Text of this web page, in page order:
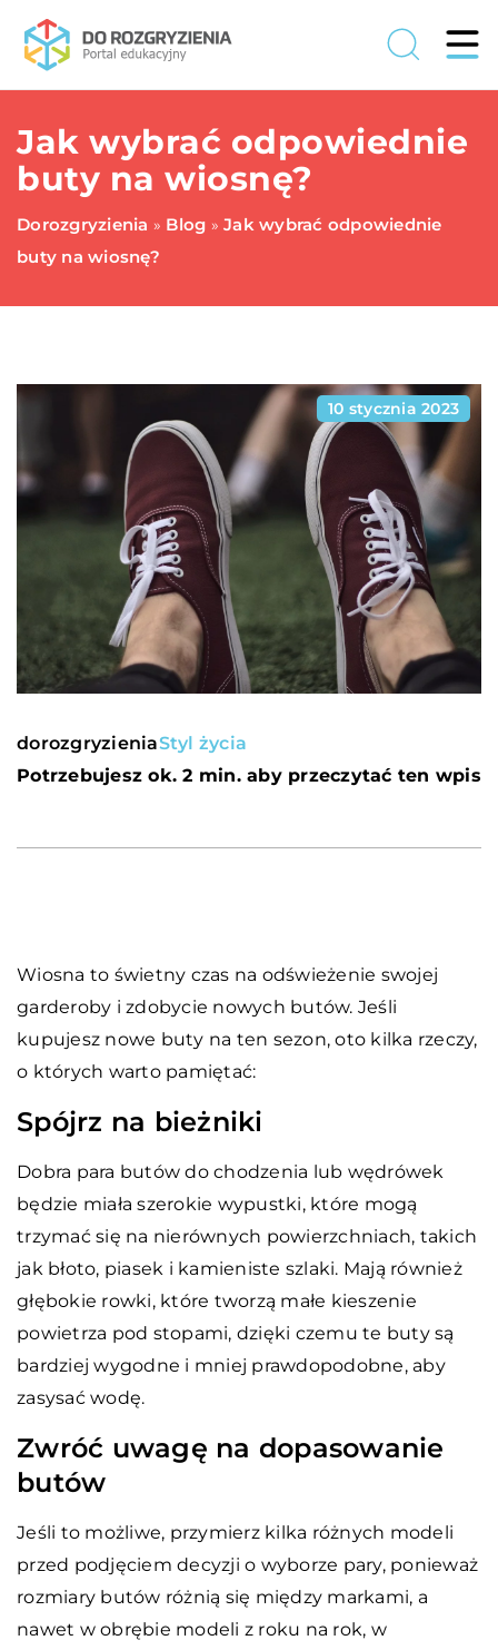
Jak wybrać odpowiednie
buty na wiosnę?
Dorozgryzienia » Blog » Jak wybrać odpowiednie
buty na wiosnę?
10 stycznia 2023
dorozgryzieniaStyl życia
Potrzebujesz ok. 2 min. aby przeczytać ten wpis
Wiosna to świetny czas na odświeżenie swojej
garderoby i zdobycie nowych butów. Jeśli
kupujesz nowe buty na ten sezon, oto kilka rzeczy,
o których warto pamiętać:
Spójrz na bieżniki
Dobra para butów do chodzenia lub wędrówek
będzie miała szerokie wypustki, które mogą
trzymać się na nierównych powierzchniach, takich
jak błoto, piasek i kamieniste szlaki. Mają również
głębokie rowki, które tworzą małe kieszenie
powietrza pod stopami, dzięki czemu te buty są
bardziej wygodne i mniej prawdopodobne, aby
zasysać wodę.
Zwróć uwagę na dopasowanie
butów
Jeśli to możliwe, przymierz kilka różnych modeli
przed podjęciem decyzji o wyborze pary, ponieważ
rozmiary butów różnią się między markami, a
nawet w obrębie modeli z roku na rok, w